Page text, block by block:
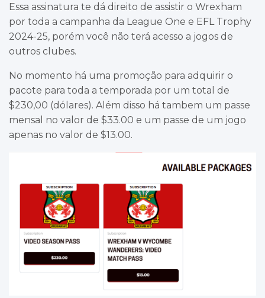
Essa assinatura te dá direito de assistir o Wrexham
por toda a campanha da League One e EFL Trophy
2024-25, porém você não terá acesso a jogos de
outros clubes.
No momento há uma promoção para adquirir o
pacote para toda a temporada por um total de
$230,00 (dólares). Além disso há tambem um passe
mensal no valor de $33.00 e um passe de um jogo
apenas no valor de $13.00.